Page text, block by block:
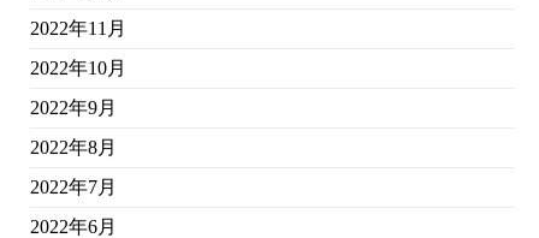
2022年11月
2022年10月
2022年9月
2022年8月
2022年7月
2022年6月